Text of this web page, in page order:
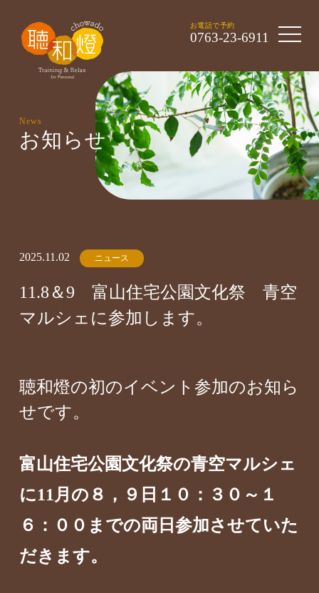
お電話で予約
0763-23-6911
News
お知らせ
2025.11.02 ニュース
11.8＆9 富山住宅公園文化祭 青空
マルシェに参加します。
聴和燈の初のイベント参加のお知ら
せです。
富山住宅公園文化祭の青空マルシェ
に11月の８，９日１０：３０～１
６：００までの両日参加させていた
だきます。